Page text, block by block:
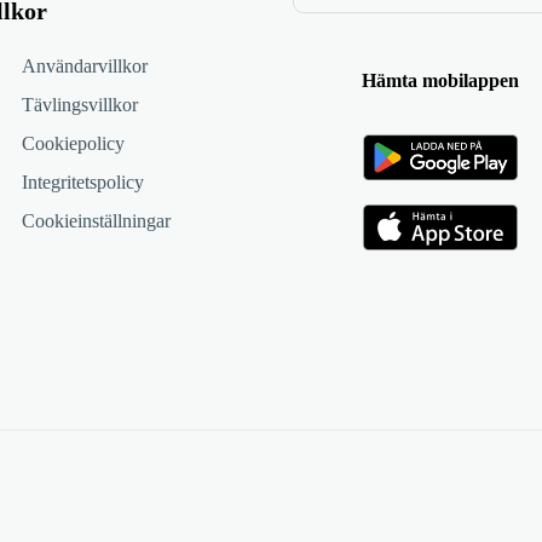
Användarvillkor
Tävlingsvillkor
Cookiepolicy
Integritetspolicy
Cookieinställningar
Hämta mobilappen